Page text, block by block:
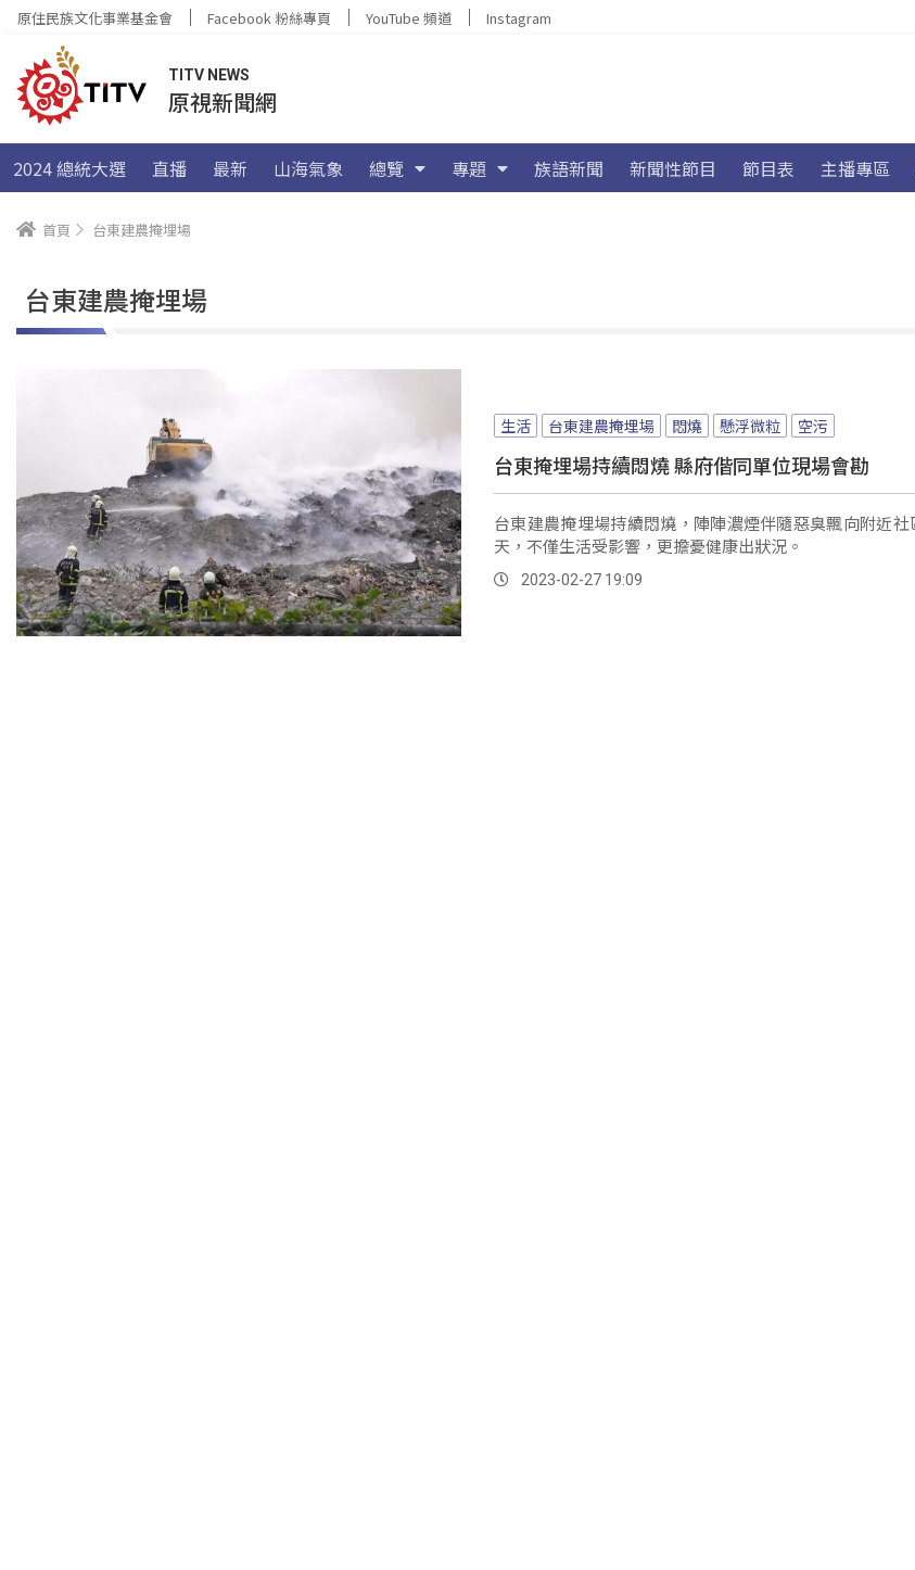
原住民族文化事業基金會 Facebook 粉絲專頁 YouTube 頻道 Instagram
TITV NEWS
原視新聞網
2024 總統大選 直播 最新 山海氣象 總覽 專題 族語新聞 新聞性節目 節目表 主播專區
首頁 台東建農掩埋場
台東建農掩埋場
生活 台東建農掩埋場 悶燒 懸浮微粒 空污
台東掩埋場持續悶燒 縣府偕同單位現場會勘
台東建農掩埋場持續悶燒，陣陣濃煙伴隨惡臭飄向附近
天，不僅生活受影響，更擔憂健康出狀況。
2023-02-27 19:09